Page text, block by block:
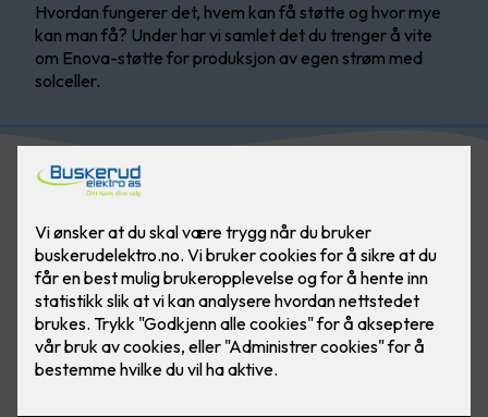
Hvordan fungerer det, hvem kan få støtte og hvor mye
kan man få? Under har vi samlet det du trenger å vite
om Enova-støtte for produksjon av egen strøm med
solceller.